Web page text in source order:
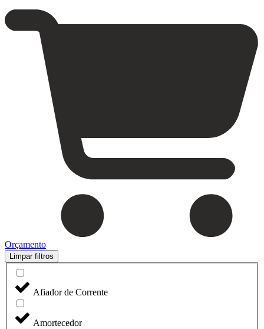
Orçamento
Limpar filtros
Afiador de Corrente
Amortecedor